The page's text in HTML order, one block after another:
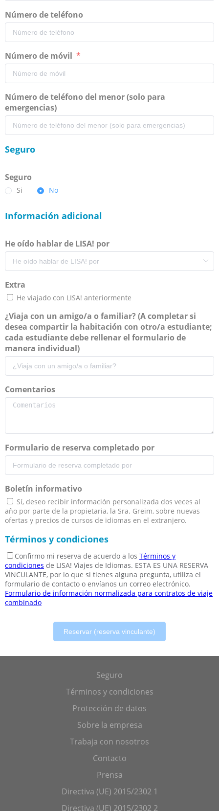
Número de teléfono
Número de móvil
Número de teléfono del menor (solo para
emergencias)
Seguro
Seguro
Si No
Información adicional
He oído hablar de LISA! por
Extra
He viajado con LISA! anteriormente
¿Viaja con un amigo/a o familiar? (A completar si
desea compartir la habitación con otro/a estudiante;
cada estudiante debe rellenar el formulario de
manera individual)
Comentarios
Formulario de reserva completado por
Boletín informativo
Sí, deseo recibir información personalizada dos veces al
año por parte de la propietaria, la Sra. Greim, sobre nuevas
ofertas y precios de cursos de idiomas en el extranjero.
Términos y condiciones
Confirmo mi reserva de acuerdo a los Términos y
condiciones de LISA! Viajes de Idiomas. ESTA ES UNA RESERVA
VINCULANTE, por lo que si tienes alguna pregunta, utiliza el
formulario de contacto o envíanos un correo electrónico.
Formulario de información normalizada para contratos de viaje
combinado
Reservar (reserva vinculante)
Seguro
Términos y condiciones
Protección de datos
Sobre la empresa
Trabaja con nosotros
Contacto
Prensa
Directiva (UE) 2015/2302 1
Directiva (UE) 2015/2302 2